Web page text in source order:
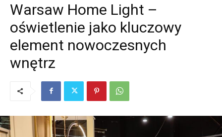
Warsaw Home Light –
oświetlenie jako kluczowy
element nowoczesnych
wnętrz